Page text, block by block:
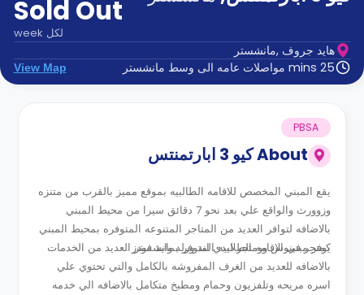
الدعم
الهاتف
اتصل
بنا
كيف
الأسئلة
الشائعة
Sold Out
لكل week
هايد جروف ,مانشستر
25 mins مواصلات عامه الى وسط مانشستر
View Map
Aboutكيو 3 ابارتمنتس
PBSA
يقع المبني المخصص للاقامه الطالبيه بموقع مميز بالقرب من متنزه
وزوورث والواقع علي بعد نحو 7 دقائق سيرا من محيط المبني
بالاضافه لتوافر العديد من المتاجر المتنوعه المتوفره بمحيط المبني
كمتجر فينوس وومتجر ليدي اند ورلد وايد فودز .
يوفر مبني الاقامه الطلابيه المتوفر بمانشستر العديد من الخدمات
بالاضافه للعديد من الغرف المفروشه بالكامل والتي تحتوي علي
اسره مريحه وتلفزيون وحمام ومطبخ متكامل بالاضافه الي خدمه